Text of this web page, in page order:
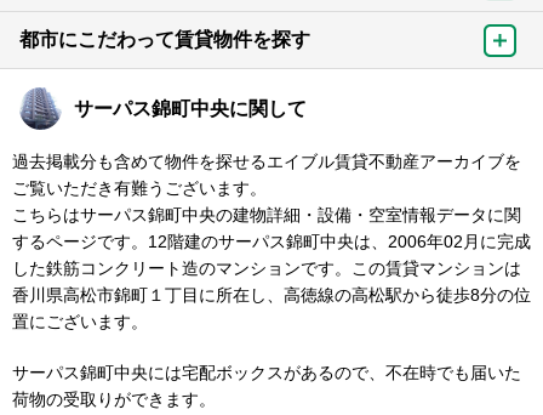
都市にこだわって賃貸物件を探す
サーパス錦町中央に関して
過去掲載分も含めて物件を探せるエイブル賃貸不動産アーカイブを
ご覧いただき有難うございます。
こちらはサーパス錦町中央の建物詳細・設備・空室情報データに関
するページです。12階建のサーパス錦町中央は、2006年02月に完成
した鉄筋コンクリート造のマンションです。この賃貸マンションは
香川県高松市錦町１丁目に所在し、高徳線の高松駅から徒歩8分の位
置にございます。
サーパス錦町中央には宅配ボックスがあるので、不在時でも届いた
荷物の受取りができます。